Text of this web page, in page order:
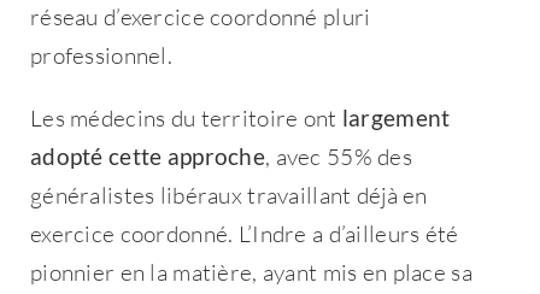
réseau d’exercice coordonné pluri
professionnel.
Les médecins du territoire ont largement
adopté cette approche, avec 55% des
généralistes libéraux travaillant déjà en
exercice coordonné. L’Indre a d’ailleurs été
pionnier en la matière, ayant mis en place sa